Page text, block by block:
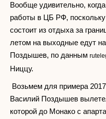
Вообще удивительно,
работы в ЦБ РФ, поскольку
состоит из отдыха за
летом на выходные едут
Поздышев, по данным
Ниццу.
Возьмем для примера
Василий Поздышев
которой до Монако с